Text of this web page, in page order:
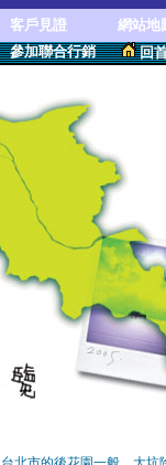
客戶見證
網站地
參加聯合行銷 回